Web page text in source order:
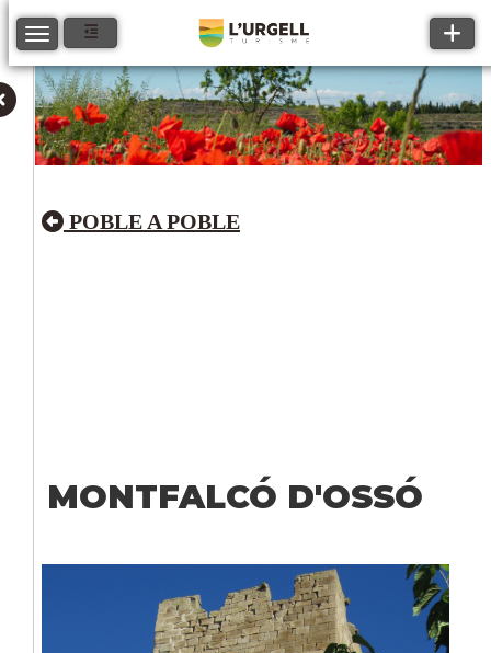
Toggle navigation
POBLE A POBLE
MONTFALCÓ D'OSSÓ